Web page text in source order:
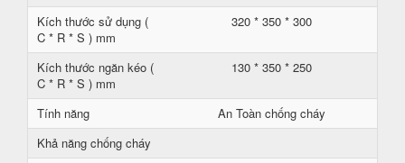
Kích thước sử dụng (
C * R * S ) mm
320 * 350 * 300
Kích thước ngăn kéo (
C * R * S ) mm
130 * 350 * 250
Tính năng
An Toàn chống cháy
Khả năng chống cháy